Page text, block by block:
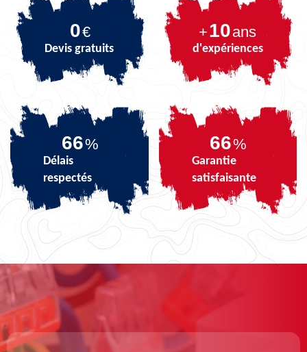
0€
Devis gratuits
+10ans
d'expériences
81%
Délais
respectés
81%
Garantie
satisfaisante